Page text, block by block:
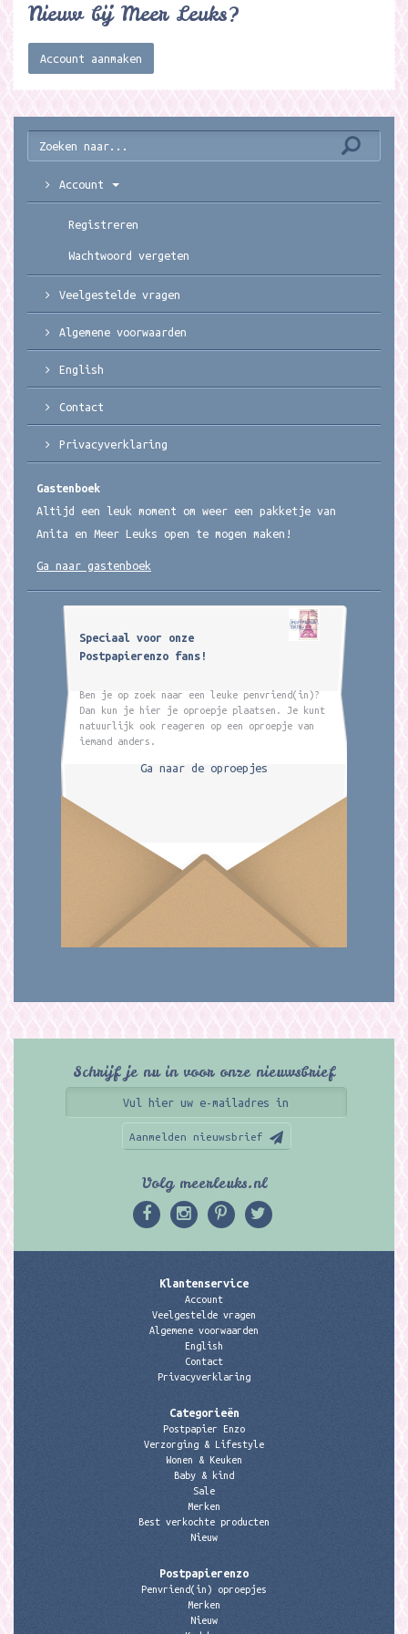
Nieuw bij Meer Leuks?
Account aanmaken
Account
Registreren
Wachtwoord vergeten
Veelgestelde vragen
Algemene voorwaarden
English
Contact
Privacyverklaring
Gastenboek
Altijd een leuk moment om weer een pakketje van
Anita en Meer Leuks open te mogen maken!
Ga naar gastenboek
Speciaal voor onze
Postpapierenzo fans!
Ben je op zoek naar een leuke penvriend(in)?
Dan kun je hier je oproepje plaatsen. Je kunt
natuurlijk ook reageren op een oproepje van
iemand anders.
Ga naar de oproepjes
Schrijf je nu in voor onze nieuwsbrief
Aanmelden nieuwsbrief
Volg meerleuks.nl
Klantenservice
Account
Veelgestelde vragen
Algemene voorwaarden
English
Contact
Privacyverklaring
Categorieën
Postpapier Enzo
Verzorging & Lifestyle
Wonen & Keuken
Baby & kind
Sale
Merken
Best verkochte producten
Nieuw
Postpapierenzo
Penvriend(in) oproepjes
Merken
Nieuw